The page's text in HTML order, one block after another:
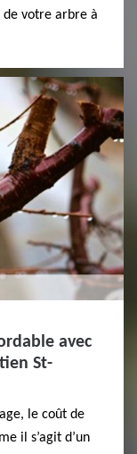
de votre arbre à
avec
St-
le coût de
il s’agit d’un